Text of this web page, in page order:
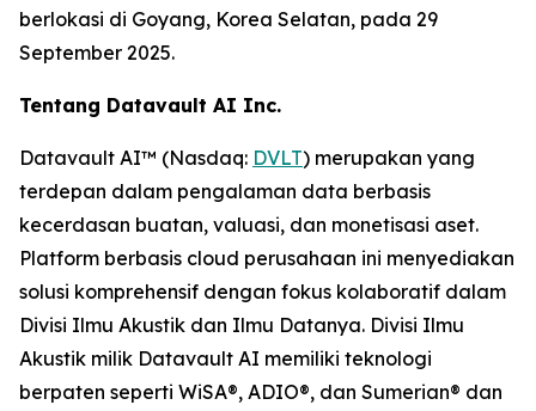
berlokasi di Goyang, Korea Selatan, pada 29
September 2025.
Tentang Datavault AI Inc.
Datavault AI™ (Nasdaq: DVLT) merupakan yang
terdepan dalam pengalaman data berbasis
kecerdasan buatan, valuasi, dan monetisasi aset.
Platform berbasis cloud perusahaan ini menyediakan
solusi komprehensif dengan fokus kolaboratif dalam
Divisi Ilmu Akustik dan Ilmu Datanya. Divisi Ilmu
Akustik milik Datavault AI memiliki teknologi
berpaten seperti WiSA®, ADIO®, dan Sumerian® dan